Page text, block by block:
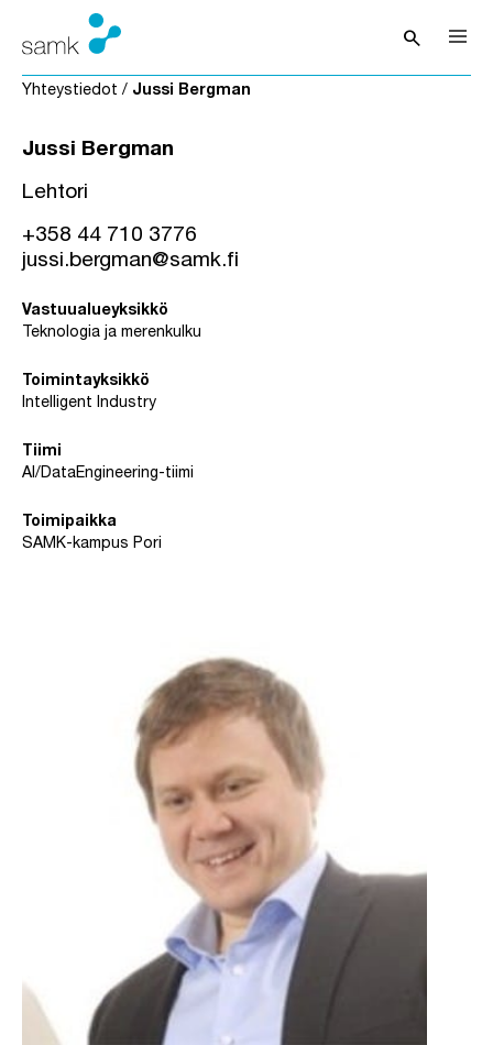
Siirry sisältöön
searchAvaa haku
Yhteystiedot / Jussi Bergman
Jussi Bergman
Lehtori
+358 44 710 3776
jussi.bergman@samk.fi
Vastuualueyksikkö
Teknologia ja merenkulku
Toimintayksikkö
IntelIigent Industry
Tiimi
AI/DataEngineering-tiimi
Toimipaikka
SAMK-kampus Pori